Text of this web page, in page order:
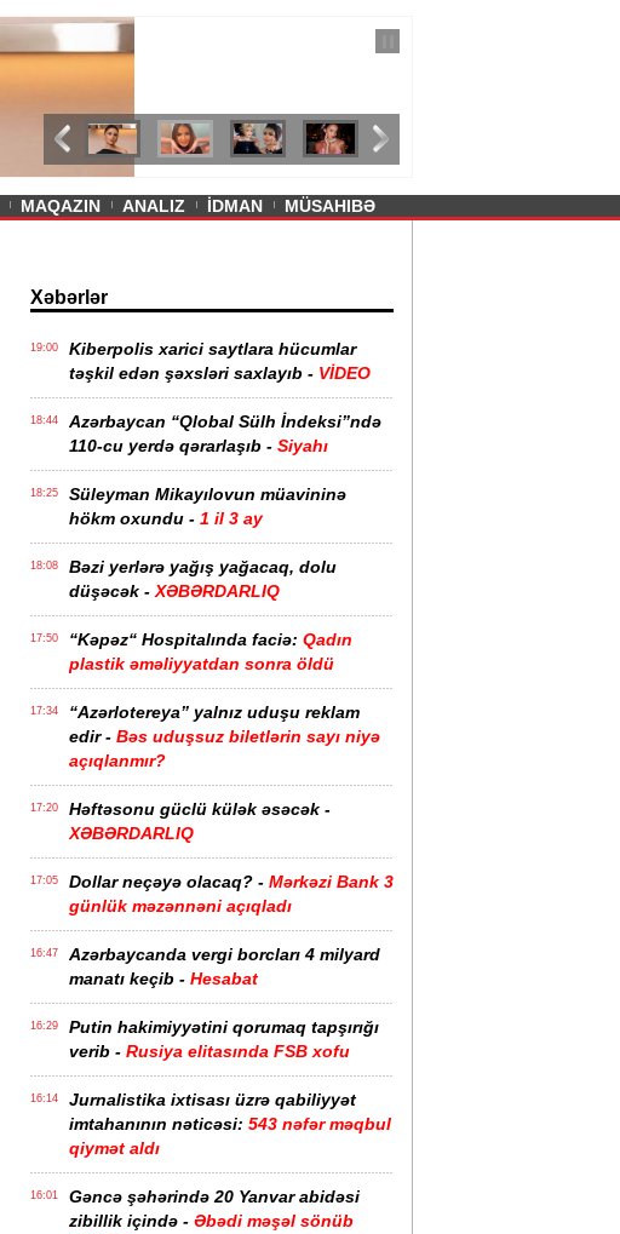
— 11 İyul 2026
MAQAZIN ANALIZ İDMAN MÜSAHIBƏ
Xəbərlər
19:00
Kiberpolis xarici saytlara hücumlar
təşkil edən şəxsləri saxlayıb - VİDEO
18:44
Azərbaycan “Qlobal Sülh İndeksi”ndə
110-cu yerdə qərarlaşıb - Siyahı
18:25
Süleyman Mikayılovun müavininə
hökm oxundu - 1 il 3 ay
18:08
Bəzi yerlərə yağış yağacaq, dolu
düşəcək - XƏBƏRDARLIQ
17:50 “Kəpəz“ Hospitalında faciə: Qadın
plastik əməliyyatdan sonra öldü
17:34
“Azərlotereya” yalnız uduşu reklam
edir - Bəs uduşsuz biletlərin sayı niyə
açıqlanmır?
17:20
Həftəsonu güclü külək əsəcək -
XƏBƏRDARLIQ
17:05 Dollar neçəyə olacaq? - Mərkəzi Bank 3
günlük məzənnəni açıqladı
16:47
Azərbaycanda vergi borcları 4 milyard
manatı keçib - Hesabat
16:29
Putin hakimiyyətini qorumaq tapşırığı
verib - Rusiya elitasında FSB xofu
16:14
Jurnalistika ixtisası üzrə qabiliyyət
imtahanının nəticəsi: 543 nəfər məqbul
qiymət aldı
16:01
Gəncə şəhərində 20 Yanvar abidəsi
zibillik içində - Əbədi məşəl sönüb